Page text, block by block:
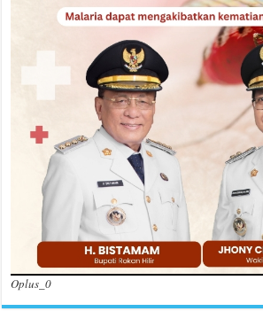
Oplus_0